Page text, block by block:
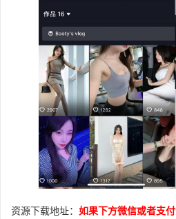
资源下载地址： 如果下方微信或者支